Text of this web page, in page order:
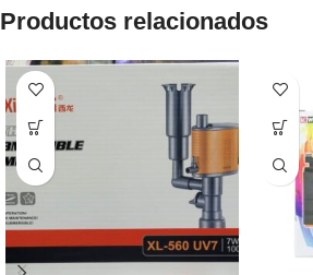
Productos relacionados